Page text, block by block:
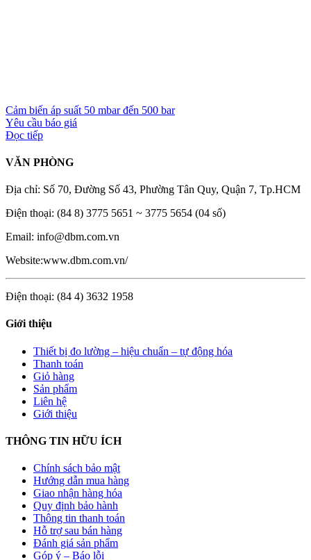
Cảm biến áp suất 50 mbar đến 500 bar
Yêu cầu báo giá
Đọc tiếp
VĂN PHÒNG
Địa chỉ: Số 70, Đường Số 43, Phường Tân Quy, Quận 7, Tp.HCM
Điện thoại: (84 8) 3775 5651 ~ 3775 5654 (04 số)
Email: info@dbm.com.vn
Website:www.dbm.com.vn/
Điện thoại: (84 4) 3632 1958
Giới thiệu
Thiết bị đo lường – hiệu chuẩn – tự động hóa
Thanh toán
Giỏ hàng
Sản phẩm
Liên hệ
Giới thiệu
THÔNG TIN HỮU ÍCH
Chính sách bảo mật
Hướng dẫn mua hàng
Giao nhận hàng hóa
Quy định bảo hành
Thông tin thanh toán
Hỗ trợ sau bán hàng
Đánh giá sản phẩm
Góp ý – Báo lỗi